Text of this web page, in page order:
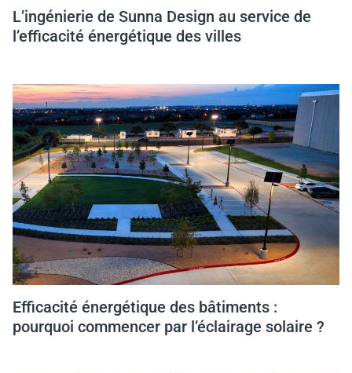
L’ingénierie de Sunna Design au service de
l’efficacité énergétique des villes
Efficacité énergétique des bâtiments :
pourquoi commencer par l’éclairage solaire ?